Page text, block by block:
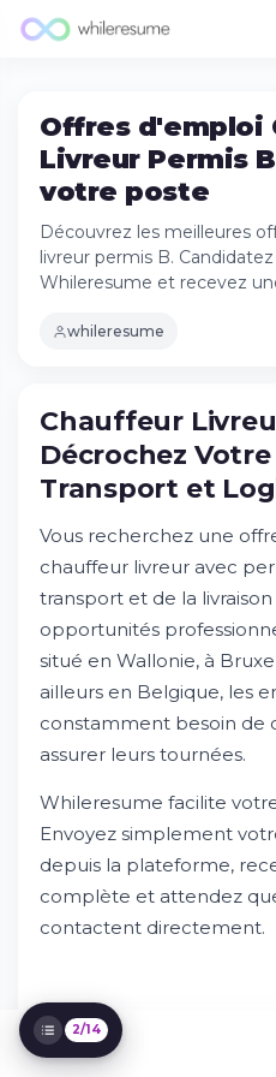
Offres d'emploi
Livreur Permis
votre poste
Découvrez les meilleures
livreur permis B.
Whileresume et recevez
whileresume
Votre Emploi en Transport
Essayez Whileresume
chauffeur livreur ?
Pourquoi choisir une
Comment inscrire votre
Whileresume
Le rôle de votre entreprise
recherche d'emploi
Secteurs spécialisés et
Régions avec les plus
Comment vous préparer au
Questions fréquemment
2/14
Chauffeur
Décrochez
Transport et
Vous recherchez une
chauffeur livreur avec
transport et de la
opportunités
situé en Wallonie, à
ailleurs en Belgique, les
constamment besoin de
assurer leurs tournées.
Whileresume facilite
Envoyez simplement
depuis la plateforme,
complète et attendez
contactent directement.